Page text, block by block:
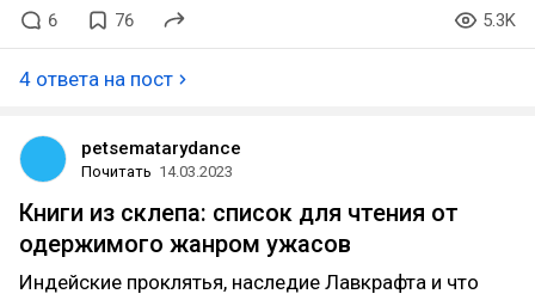
6 76 5.3K
4 ответа на пост
petsematarydance
Почитать 14.03.2023
Книги из склепа: список для чтения от
одержимого жанром ужасов
Индейские проклятья, наследие Лавкрафта и что